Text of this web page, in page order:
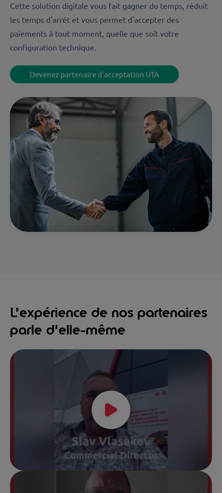
Cette solution digitale vous fait gagner du temps, réduit
les temps d'arrêt et vous permet d'accepter des
paiements à tout moment, quelle que soit votre
configuration technique.
Devenez partenaire d'acceptation UTA
L'expérience de nos partenaires
parle d'elle-même